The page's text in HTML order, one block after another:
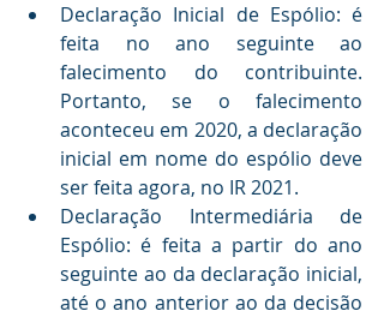
Declaração Inicial de Espólio: é
feita no ano seguinte ao
falecimento do contribuinte.
Portanto, se o falecimento
aconteceu em 2020, a declaração
inicial em nome do espólio deve
ser feita agora, no IR 2021.
Declaração Intermediária de
Espólio: é feita a partir do ano
seguinte ao da declaração inicial,
até o ano anterior ao da decisão